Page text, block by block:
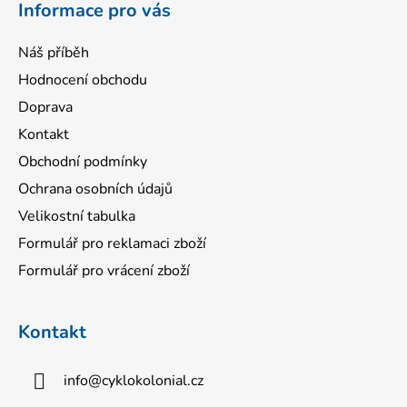
Informace pro vás
Náš příběh
Hodnocení obchodu
Doprava
Kontakt
Obchodní podmínky
Ochrana osobních údajů
Velikostní tabulka
Formulář pro reklamaci zboží
Formulář pro vrácení zboží
Kontakt
info@cyklokolonial.cz